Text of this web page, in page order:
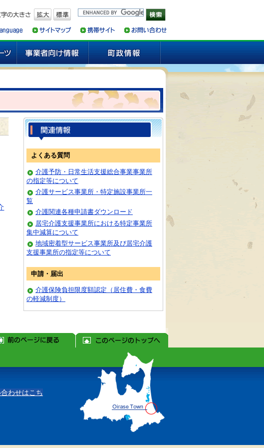
よくある質問
介護予防・日常生活支援総合事業事業所
の指定等について
介護サービス事業所・特定施設事業所一
覧
介護関連各種申請書ダウンロード
居宅介護支援事業所における特定事業所
集中減算について
地域密着型サービス事業所及び居宅介護
支援事業所の指定等について
申請・届出
介護保険負担限度額認定（居住費・食費
の軽減制度）
わせはこち